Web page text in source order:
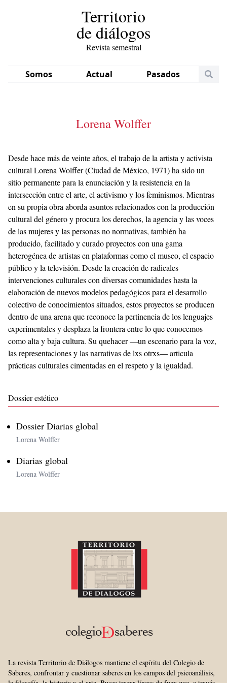
Territorio
de diálogos
Revista semestral
Somos Actual Pasados
Lorena Wolffer
Desde hace más de veinte años, el trabajo de la artista y activista
cultural Lorena Wolffer (Ciudad de México, 1971) ha sido un
sitio permanente para la enunciación y la resistencia en la
intersección entre el arte, el activismo y los feminismos. Mientras
en su propia obra aborda asuntos relacionados con la producción
cultural del género y procura los derechos, la agencia y las voces
de las mujeres y las personas no normativas, también ha
producido, facilitado y curado proyectos con una gama
heterogénea de artistas en plataformas como el museo, el espacio
público y la televisión. Desde la creación de radicales
intervenciones culturales con diversas comunidades hasta la
elaboración de nuevos modelos pedagógicos para el desarrollo
colectivo de conocimientos situados, estos proyectos se producen
dentro de una arena que reconoce la pertinencia de los lenguajes
experimentales y desplaza la frontera entre lo que conocemos
como alta y baja cultura. Su quehacer —un escenario para la voz,
las representaciones y las narrativas de lxs otrxs— articula
prácticas culturales cimentadas en el respeto y la igualdad.
Dossier estético
Dossier Diarias global
Lorena Wolffer
Diarias global
Lorena Wolffer
La revista Territorio de Diálogos mantiene el espíritu del Colegio de
Saberes, confrontar y cuestionar saberes en los campos del psicoanálisis,